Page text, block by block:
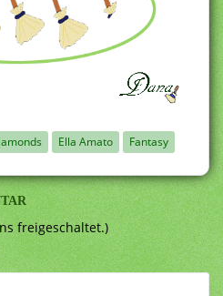
Ella Amato Fantasy
freigeschaltet.)